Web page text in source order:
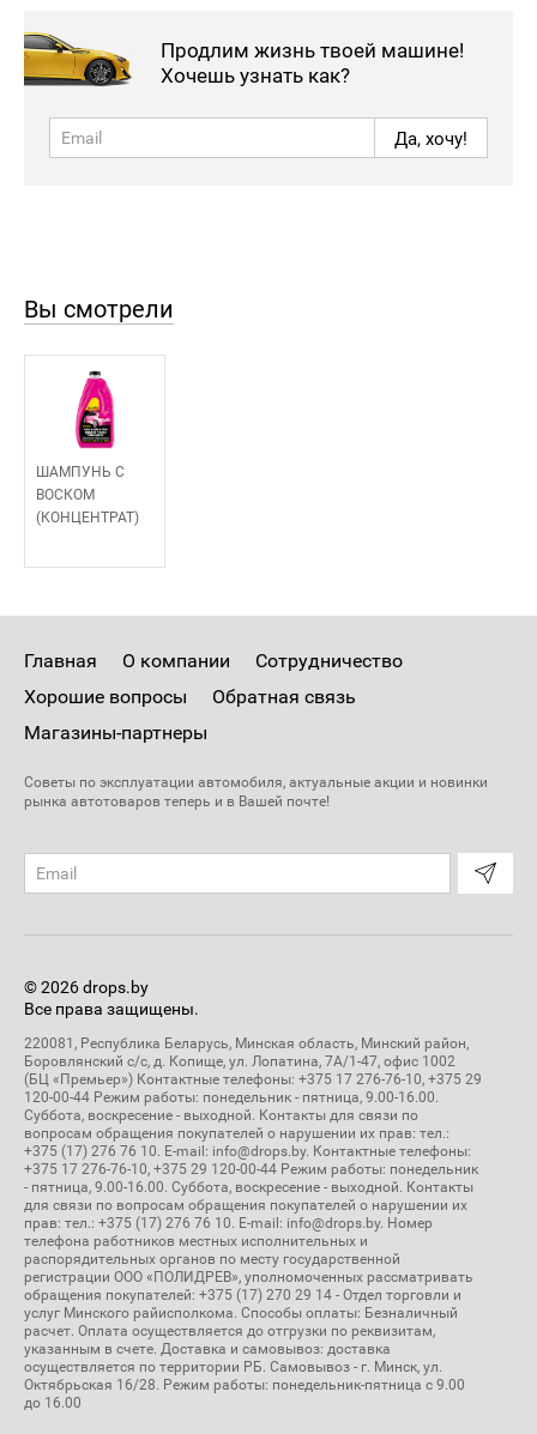
Продлим жизнь твоей машине!
Хочешь узнать как?
Да, хочу!
Вы смотрели
ШАМПУНЬ С
ВОСКОМ
(КОНЦЕНТРАТ)
Главная О компании
Сотрудничество
Хорошие вопросы
Обратная связь
Магазины-партнеры
Советы по эксплуатации автомобиля, актуальные акции и новинки
рынка автотоваров теперь и в Вашей почте!
© 2026 drops.by
Все права защищены.
220081, Республика Беларусь, Минская область, Минский район,
Боровлянский с/с, д. Копище, ул. Лопатина, 7А/1-47, офис 1002
(БЦ «Премьер») Контактные телефоны: +375 17 276-76-10, +375 29
120-00-44 Режим работы: понедельник - пятница, 9.00-16.00.
Суббота, воскресение - выходной. Контакты для связи по
вопросам обращения покупателей о нарушении их прав: тел.:
+375 (17) 276 76 10. E-mail: info@drops.by. Контактные телефоны:
+375 17 276-76-10, +375 29 120-00-44 Режим работы: понедельник
- пятница, 9.00-16.00. Суббота, воскресение - выходной. Контакты
для связи по вопросам обращения покупателей о нарушении их
прав: тел.: +375 (17) 276 76 10. E-mail: info@drops.by. Номер
телефона работников местных исполнительных и
распорядительных органов по месту государственной
регистрации ООО «ПОЛИДРЕВ», уполномоченных рассматривать
обращения покупателей: +375 (17) 270 29 14 - Отдел торговли и
услуг Минского райисполкома. Способы оплаты: Безналичный
расчет. Оплата осуществляется до отгрузки по реквизитам,
указанным в счете. Доставка и самовывоз: доставка
осуществляется по территории РБ. Самовывоз - г. Минск, ул.
Октябрьская 16/28. Режим работы: понедельник-пятница с 9.00
до 16.00